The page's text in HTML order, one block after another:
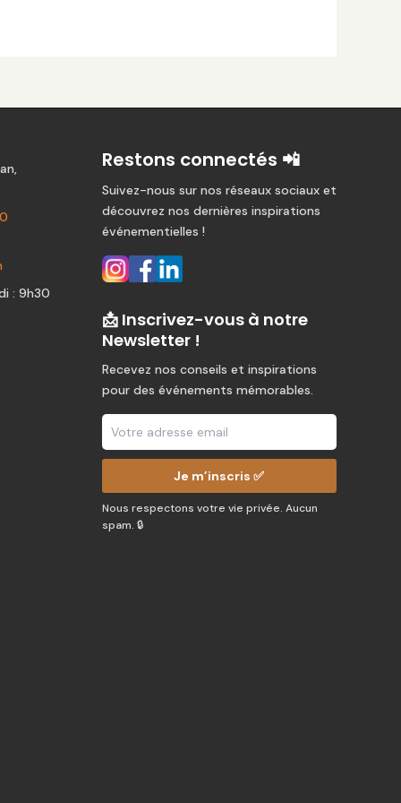
: 9h30
Restons connectés 📲
Suivez-nous sur nos réseaux sociaux et
découvrez nos dernières inspirations
événementielles !
📩 Inscrivez-vous à notre
Newsletter !
Recevez nos conseils et inspirations
pour des événements mémorables.
Je m’inscris ✅
Nous respectons votre vie privée. Aucun
spam. 🔒